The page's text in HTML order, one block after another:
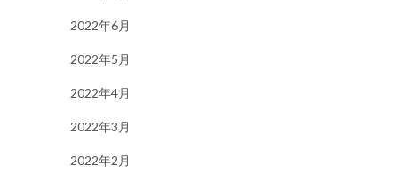
2022年6月
2022年5月
2022年4月
2022年3月
2022年2月